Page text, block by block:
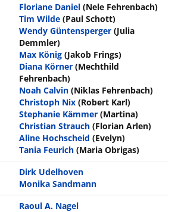
Floriane Daniel (Nele Fehrenbach)
Tim Wilde (Paul Schott)
Wendy Güntensperger (Julia
Demmler)
Max König (Jakob Frings)
Diana Körner (Mechthild
Fehrenbach)
Noah Calvin (Niklas Fehrenbach)
Christoph Nix (Robert Karl)
Stephanie Kämmer (Martina)
Christian Strauch (Florian Arlen)
Aline Hochscheid (Evelyn)
Tania Feurich (Maria Obrigas)
Dirk Udelhoven
Monika Sandmann
Raoul A. Nagel